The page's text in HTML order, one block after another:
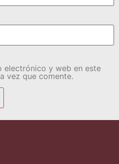
electrónico y web en este
vez que comente.